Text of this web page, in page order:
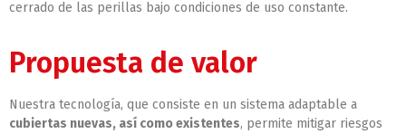
cerrado de las perillas bajo condiciones de uso constante.
Propuesta de valor
Nuestra tecnología, que consiste en un sistema adaptable a
cubiertas nuevas, así como existentes, permite mitigar riesgos